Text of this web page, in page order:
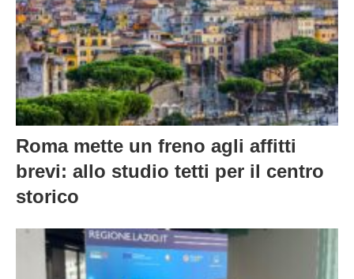
Roma mette un freno agli affitti
brevi: allo studio tetti per il centro
storico